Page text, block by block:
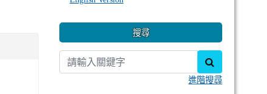
搜尋
進階搜尋